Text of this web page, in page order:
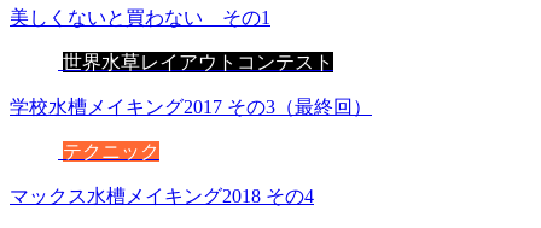
美しくないと買わない その1
世界水草レイアウトコンテスト
学校水槽メイキング2017 その3（最終回）
テクニック
マックス水槽メイキング2018 その4